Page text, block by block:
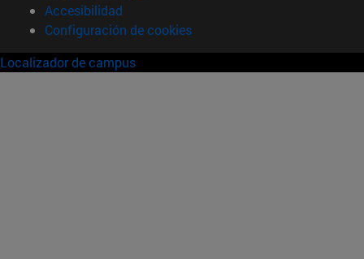
Accesibilidad
Configuración de cookies
Localizador de campus